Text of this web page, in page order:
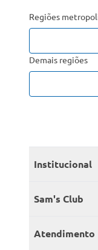
Regiões
Demais regiões
Institucional
Quem somos
Sam's Club
Seja sócio
Atendimento